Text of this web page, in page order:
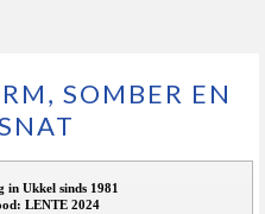
SOMBER EN
in Ukkel sinds 1981
LENTE 2024